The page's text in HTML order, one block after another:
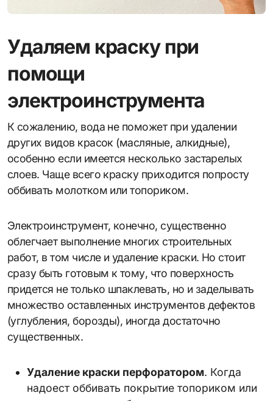
Удаляем краску при
помощи
электроинструмента
К сожалению, вода не поможет при удалении
других видов красок (масляные, алкидные),
особенно если имеется несколько застарелых
слоев. Чаще всего краску приходится попросту
оббивать молотком или топориком.
Электроинструмент, конечно, существенно
облегчает выполнение многих строительных
работ, в том числе и удаление краски. Но стоит
сразу быть готовым к тому, что поверхность
придется не только шпаклевать, но и заделывать
множество оставленных инструментов дефектов
(углубления, борозды), иногда достаточно
существенных.
Удаление краски перфоратором. Когда
надоест оббивать покрытие топориком или